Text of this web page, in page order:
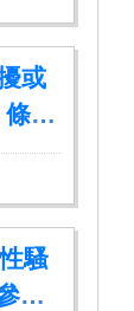
或
流
騷
考